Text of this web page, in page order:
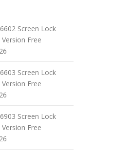
Screen Lock
Free
Screen Lock
Free
Screen Lock
Free